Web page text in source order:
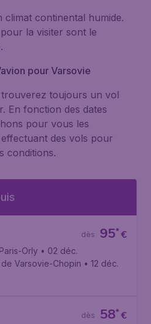
climat continental humide.
la visiter sont le
pour Varsovie
toujours un vol
En fonction des dates
pour vous les
des vols pour
conditions.
€
95*
dès
Orly • 02 déc.
Varsovie-Chopin • 12 déc.
€
58*
dès